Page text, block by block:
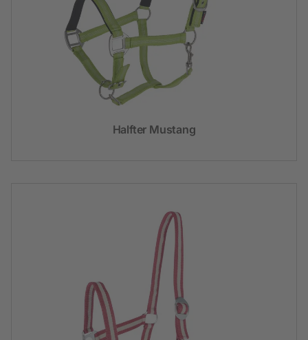
Halfter Mustang